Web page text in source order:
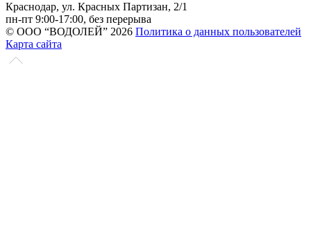
Краснодар, ул. Красных Партизан, 2/1
пн-пт 9:00-17:00, без перерыва
© ООО “ВОДОЛЕЙ” 2026 Политика о данных пользователей
Карта сайта